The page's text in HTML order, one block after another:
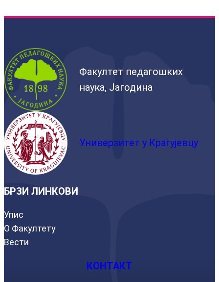
Факултет педагошких
наука, Јагодина
Универзитет у Крагујевцу
БРЗИ ЛИНКОВИ
Упис
О Факултету
Вести
КОНТАКТ